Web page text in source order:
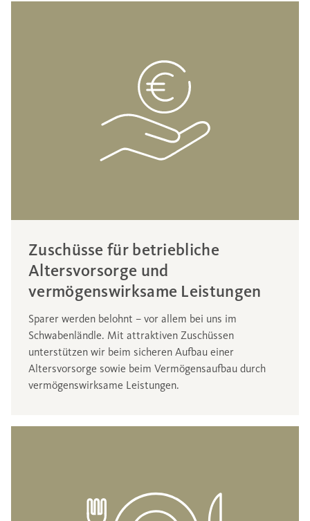
Zuschüsse für betriebliche
Altersvorsorge und
vermögenswirksame Leistungen
Sparer werden belohnt – vor allem bei uns im
Schwabenländle. Mit attraktiven Zuschüssen
unterstützen wir beim sicheren Aufbau einer
Altersvorsorge sowie beim Vermögensaufbau durch
vermögenswirksame Leistungen.